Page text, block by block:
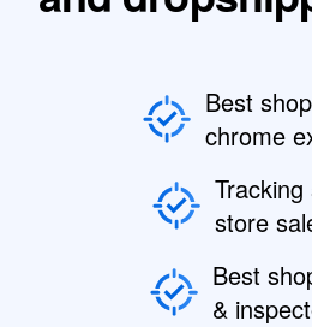
Best
chrome
store
Best
&